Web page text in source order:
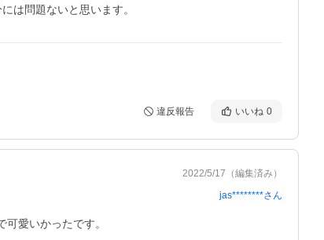
は問題ないと思います。
違反報告 いいね 0
2022/5/17 （編集済み）
jas********さん
愛いかったです。